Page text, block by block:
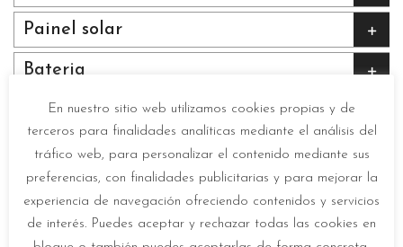
Painel solar
Bateria
LED
Modos de funcionamiento
En nuestro sitio web utilizamos cookies propias y de
terceros para finalidades analíticas mediante el análisis del
tráfico web, para personalizar el contenido mediante sus
preferencias, con finalidades publicitarias y para mejorar la
experiencia de navegación ofreciendo contenidos y servicios
de interés. Puedes aceptar y rechazar todas las cookies en